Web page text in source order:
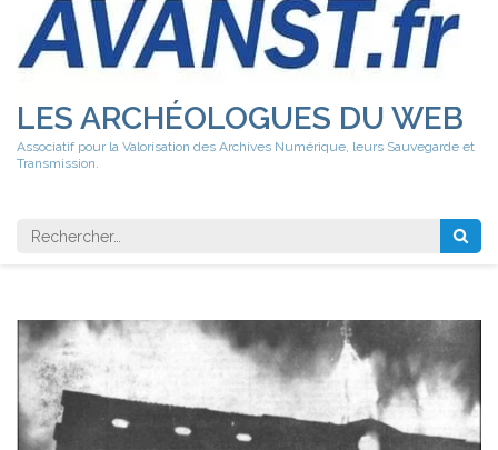
LES ARCHÉOLOGUES DU WEB
Associatif pour la Valorisation des Archives Numérique, leurs Sauvegarde et
Transmission.
Rechercher